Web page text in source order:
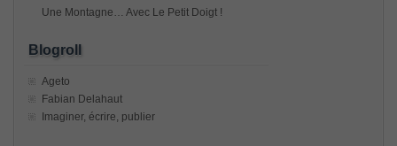
Une Montagne… Avec Le Petit Doigt !
Blogroll
Ageto
Fabian Delahaut
Imaginer, écrire, publier